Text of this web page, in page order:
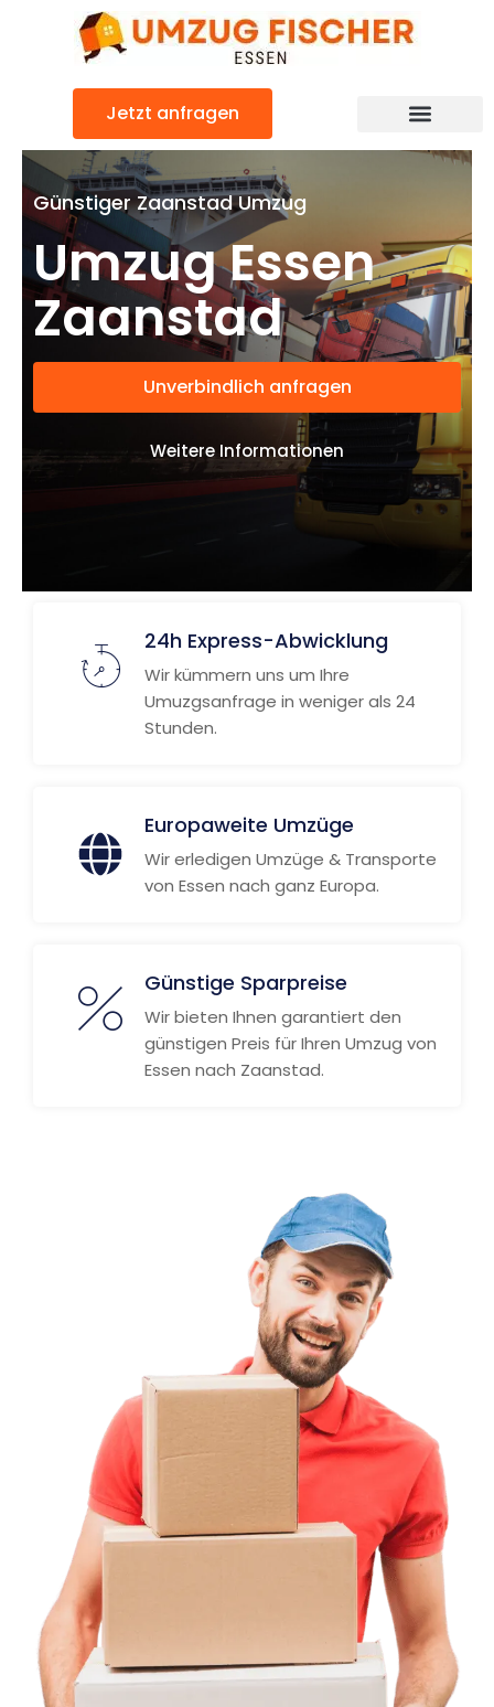
Jetzt anfragen
Günstiger Zaanstad Umzug
Umzug Essen
Zaanstad
Unverbindlich anfragen
Weitere Informationen
24h Express-Abwicklung
Wir kümmern uns um Ihre
Umuzgsanfrage in weniger als 24
Stunden.
Europaweite Umzüge
Wir erledigen Umzüge & Transporte
von Essen nach ganz Europa.
Günstige Sparpreise
Wir bieten Ihnen garantiert den
günstigen Preis für Ihren Umzug von
Essen nach Zaanstad.